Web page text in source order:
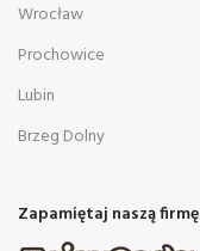
Wrocław
Prochowice
Lubin
Brzeg Dolny
Zapamiętaj naszą firmę